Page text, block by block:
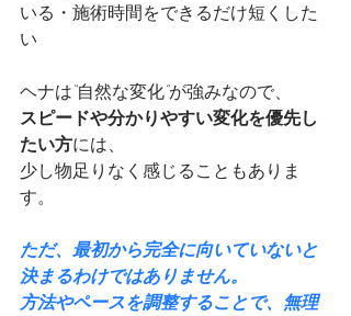
いる・施術時間をできるだけ短くした
い
ヘナは“自然な変化”が強みなので、
スピードや分かりやすい変化を優先し
たい方には、
少し物足りなく感じることもありま
す。
ただ、最初から完全に向いていないと
決まるわけではありません。
方法やペースを調整することで、無理